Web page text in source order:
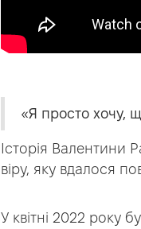
«Я просто хочу,
Історія Валентини
віру, яку вдалося
У квітні 2022 року